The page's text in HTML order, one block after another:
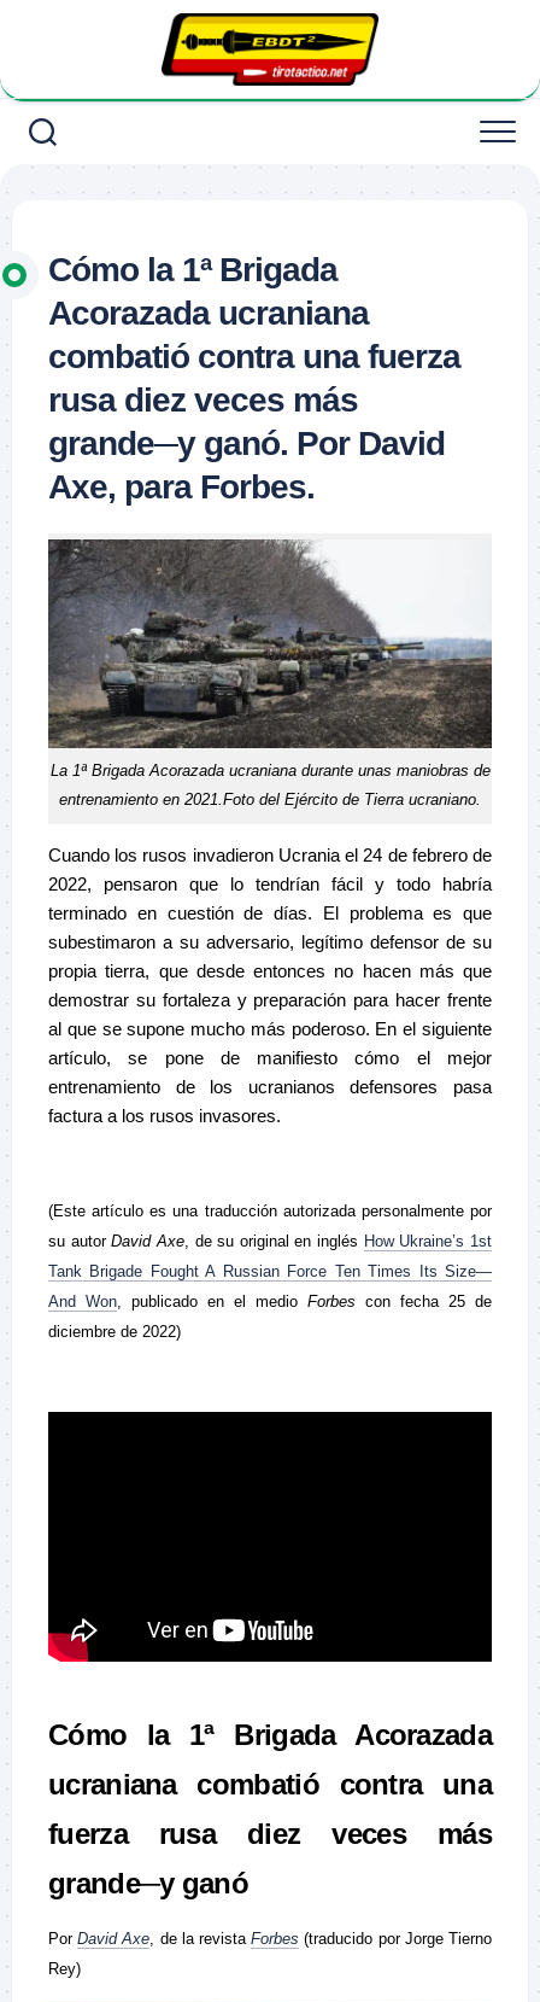
Cómo la 1ª Brigada
Acorazada ucraniana
combatió contra una fuerza
rusa diez veces más
grande─y ganó. Por David
Axe, para Forbes.
La 1ª Brigada Acorazada ucraniana durante unas maniobras de
entrenamiento en 2021.Foto del Ejército de Tierra ucraniano.
Cuando los rusos invadieron Ucrania el 24 de febrero de
2022, pensaron que lo tendrían fácil y todo habría
terminado en cuestión de días. El problema es que
subestimaron a su adversario, legítimo defensor de su
propia tierra, que desde entonces no hacen más que
demostrar su fortaleza y preparación para hacer frente
al que se supone mucho más poderoso. En el siguiente
artículo, se pone de manifiesto cómo el mejor
entrenamiento de los ucranianos defensores pasa
factura a los rusos invasores.
(Este artículo es una traducción autorizada personalmente por
su autorDavid Axe, de su original en inglés How Ukraine’s 1st
Tank Brigade Fought A Russian Force Ten Times Its Size—
And Won , publicado en el medio Forbes con fecha 25 de
diciembre de 2022)
Cómo la 1ª Brigada Acorazada
ucraniana combatió contra una
fuerza rusa diez veces más
grande─y ganó
PorDavid Axe , de la revistaForbes (traducido por Jorge Tierno
Rey)